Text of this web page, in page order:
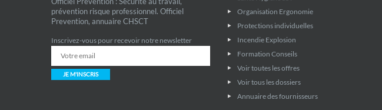
prévention risque professionnel. Officiel
Prevention, annuaire CHSCT
Inscrivez-vous pour recevoir notre newsletter
JE M'INSCRIS
Organisation Ergonomie
Protections individuelles
Incendie Explosion
Formation Conseils
Voir toutes les offres
Voir tous les dossiers
Annuaire des fournisseurs